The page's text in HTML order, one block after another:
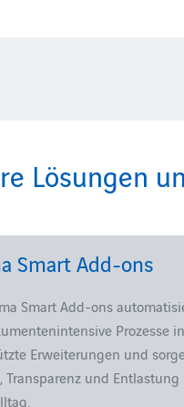
Lösungen
Smart Add-ons
Smart Add-ons
Prozesse
Erweiterungen und
Transparenz und